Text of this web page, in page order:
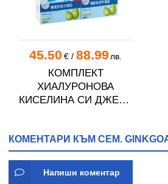
45.50 €/ 88.99 лв.
КОМПЛЕКТ
ХИАЛУРОНОВА
КИСЕЛИНА СИ ДЖЕЛИ
КОМЕНТАРИ КЪМ СЕМ.
Напиши коментар